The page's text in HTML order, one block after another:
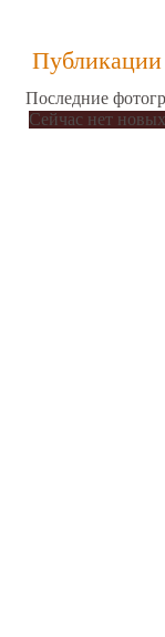
Публикации
Последние
Сейчас нет